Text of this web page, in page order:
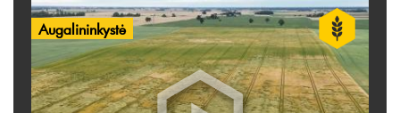
Augalininkystė